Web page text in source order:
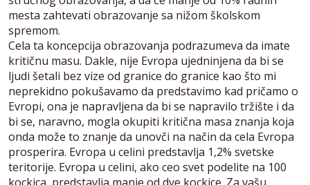
mesta zahtevati obrazovanje sa nižom školskom
spremom.
Cela ta koncepcija obrazovanja podrazumeva da imate
kritičnu masu. Dakle, nije Evropa ujedninjena da bi se
ljudi šetali bez vize od granice do granice kao što mi
neprekidno pokušavamo da predstavimo kad pričamo o
Evropi, ona je napravljena da bi se napravilo tržište i da
bi se, naravno, mogla okupiti kritična masa znanja koja
onda može to znanje da unovči na način da cela Evropa
prosperira. Evropa u celini predstavlja 1,2% svetske
teritorije. Evropa u celini, ako ceo svet podelite na 100